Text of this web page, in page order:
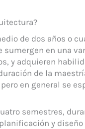
de dos años o
en una
y adquieren
de la
en general se
semestres,
y